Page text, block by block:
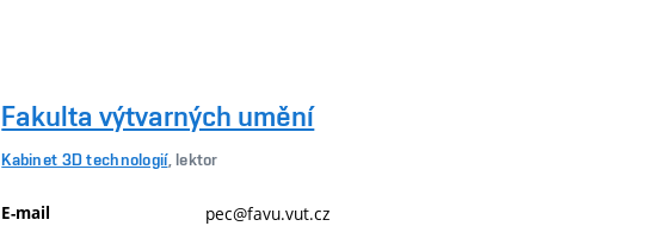
Fakulta výtvarných umění
Kabinet 3D technologií, lektor
E-mail pec@favu.vut.cz